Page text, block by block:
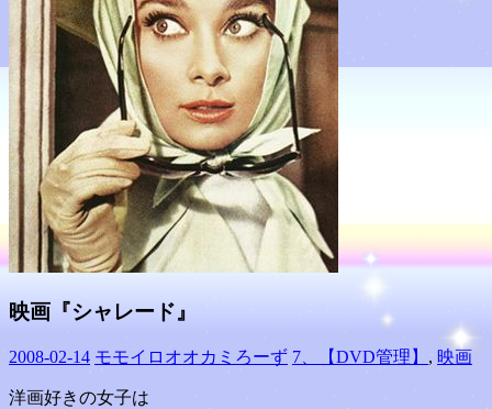
映画『シャレード』
2008-02-14 モモイロオオカミろーず 7、【DVD管理】 , 映画
洋画好きの女子は